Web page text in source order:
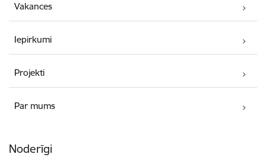
Vakances
Iepirkumi
Projekti
Par mums
Noderīgi